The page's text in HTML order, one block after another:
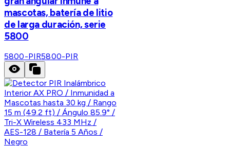
mascotas, batería de litio
de larga duración, serie
5800
5800-PIR5800-PIR